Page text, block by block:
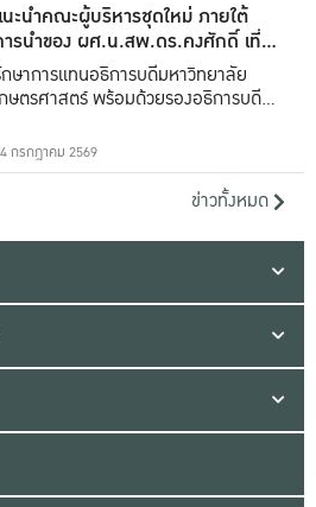
ะนำคณะผู้บริหารชุดใหม่ ภายใต้
รนำของ ผศ.น.สพ.ดร.คงศักดิ์ เที่ยง
รม
ษาการแทนอธิการบดีมหาวิทยาลัย
ษตรศาสตร์ พร้อมด้วยรองอธิการบดีทั้ง
กรกฎาคม 2569
ข่าวทั้งหมด